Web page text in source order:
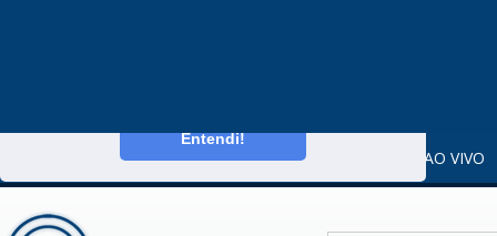
Entendi!
CAPA DIALS RÁDIOS AO VIVO